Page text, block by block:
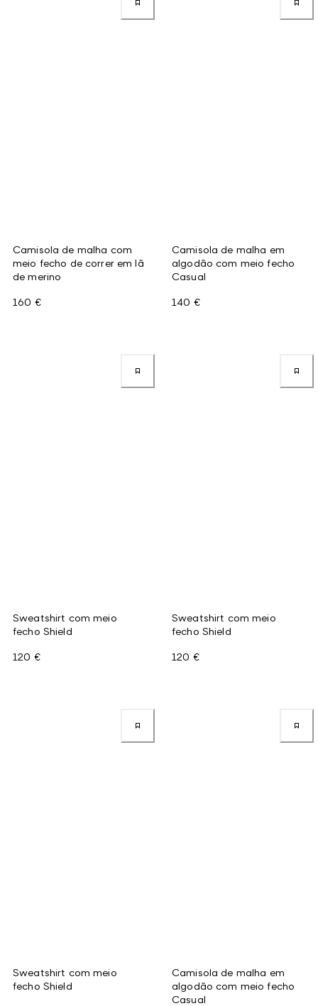
Camisola de malha com
meio fecho de correr em lã
de merino
160 €
Camisola de malha em
algodão com meio fecho
Casual
140 €
Sweatshirt com meio
fecho Shield
120 €
Sweatshirt com meio
fecho Shield
120 €
Sweatshirt com meio
fecho Shield
Camisola de malha em
algodão com meio fecho
Casual